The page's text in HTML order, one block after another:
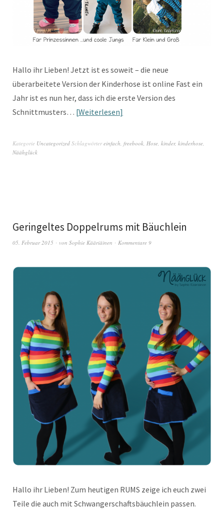
Hallo ihr Lieben! Jetzt ist es soweit – die neue
überarbeitete Version der Kinderhose ist online Fast ein
Jahr ist es nun her, dass ich die erste Version des
Schnittmusters… Weiterlesen
Kategorie Uncategorized Schlagwörtereinfach, freebook, Hose, kinder, kinderhose,
Näähglück
Geringeltes Doppelrums mit Bäuchlein
05. Februar 2015 von Sophie Kääriäinen Kommentare 9
Hallo ihr Lieben! Zum heutigen RUMS zeige ich euch zwei
Teile die auch mit Schwangerschaftsbäuchlein passen.